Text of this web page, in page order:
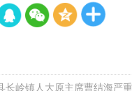
长岭镇人大原主席曹结海严